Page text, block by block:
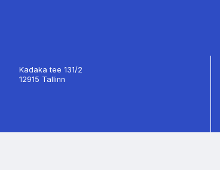
Kadaka tee 131/2
12915 Tallinn